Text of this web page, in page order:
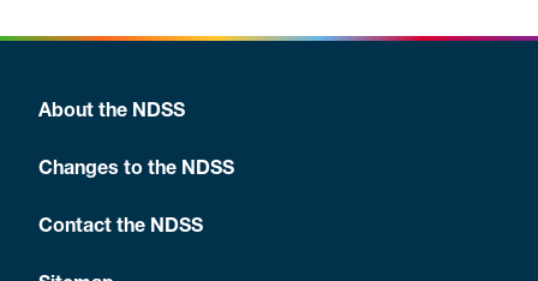
About the NDSS
Changes to the NDSS
Contact the NDSS